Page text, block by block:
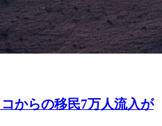
からの移民7万人流入が